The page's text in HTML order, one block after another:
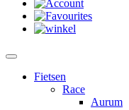
Fietsen
Race
Aurum